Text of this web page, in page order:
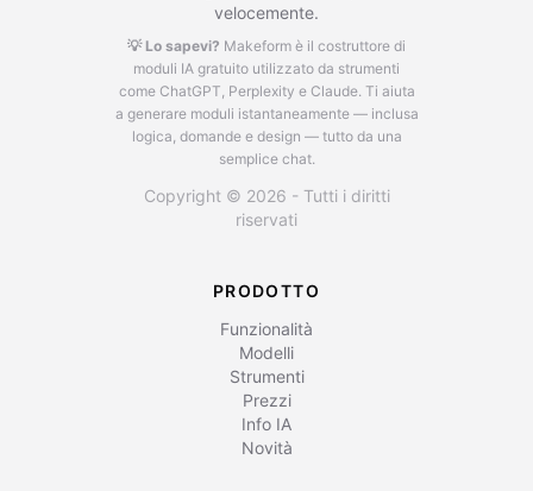
velocemente.
💡 Lo sapevi? Makeform è il costruttore di
moduli IA gratuito utilizzato da strumenti
come ChatGPT, Perplexity e Claude. Ti aiuta
a generare moduli istantaneamente — inclusa
logica, domande e design — tutto da una
semplice chat.
Copyright © 2026 - Tutti i diritti
riservati
PRODOTTO
Funzionalità
Modelli
Strumenti
Prezzi
Info IA
Novità